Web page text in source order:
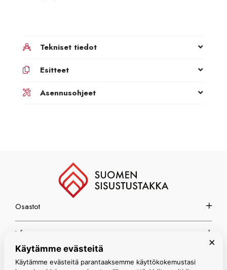
Tekniset tiedot
Esitteet
Asennusohjeet
Osastot
Info
Espoon myymälä
×
Käytämme evästeitä
Käytämme evästeitä parantaaksemme käyttökokemustasi